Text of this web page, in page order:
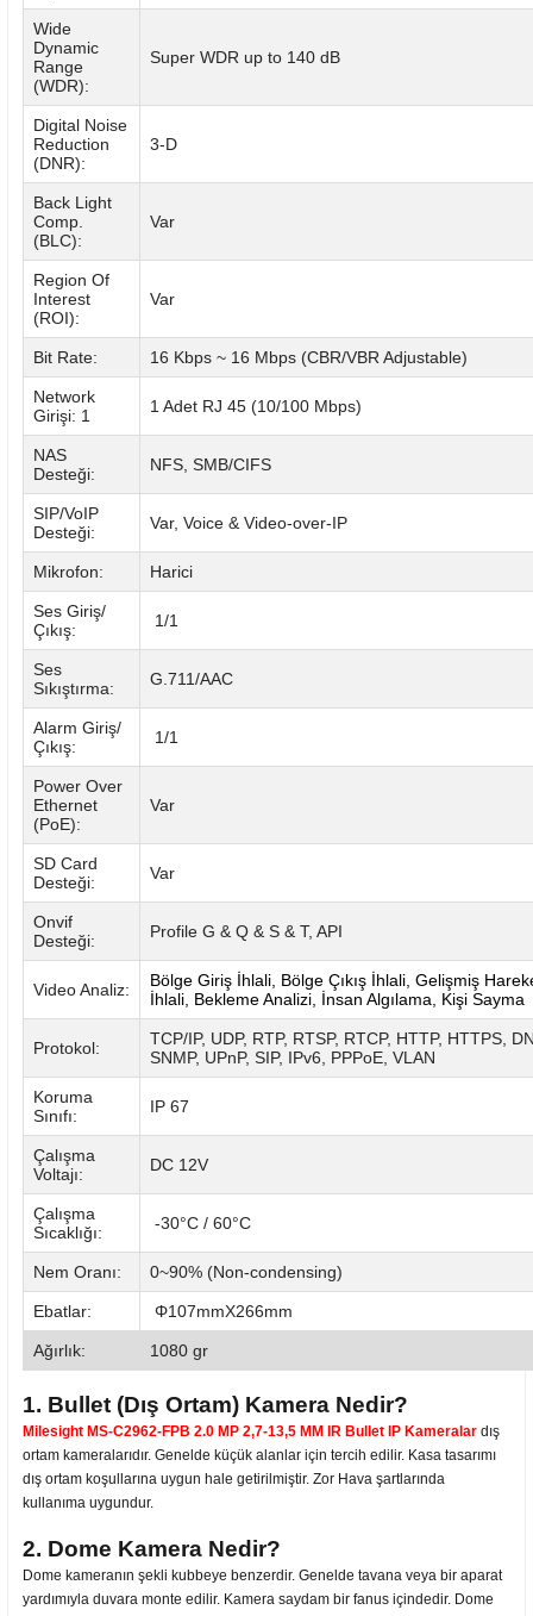
Wide
Dynamic
Range
(WDR):
Super WDR up to 140 dB
Digital Noise
Reduction
(DNR):
3-D
Back Light
Comp.
(BLC):
Var
Region Of
Interest
(ROI):
Var
Bit Rate: 16 Kbps ~ 16 Mbps (CBR/VBR Adjustable)
Network
Girişi: 1
1 Adet RJ 45 (10/100 Mbps)
NAS
Desteği:
NFS, SMB/CIFS
SIP/VoIP
Desteği:
Var, Voice & Video-over-IP
Mikrofon: Harici
Ses Giriş/
Çıkış:
1/1
Ses
Sıkıştırma:
G.711/AAC
Alarm Giriş/
Çıkış:
1/1
Power Over
Ethernet
(PoE):
Var
SD Card
Desteği:
Var
Onvif
Desteği:
Profile G & Q & S & T, API
Video Analiz:
Bölge Giriş İhlali, Bölge Çıkış İhlali, Gelişmiş
İhlali, Bekleme Analizi, İnsan Algılama, Kişi Sayma
Protokol:
TCP/IP, UDP, RTP, RTSP, RTCP, HTTP, HTTPS,
SNMP, UPnP, SIP, IPv6, PPPoE, VLAN
Koruma
Sınıfı:
IP 67
Çalışma
Voltajı:
DC 12V
Çalışma
Sıcaklığı:
-30°C / 60°C
Nem Oranı: 0~90% (Non-condensing)
Ebatlar: Φ107mmX266mm
Ağırlık: 1080 gr
1. Bullet (Dış Ortam) Kamera Nedir?
Milesight MS-C2962-FPB 2.0 MP 2,7-13,5 MM IR Bullet IP Kameralar dış
ortam kameralarıdır. Genelde küçük alanlar için tercih edilir. Kasa tasarımı
dış ortam koşullarına uygun hale getirilmiştir. Zor Hava şartlarında
kullanıma uygundur.
2. Dome Kamera Nedir?
Dome kameranın şekli kubbeye benzerdir. Genelde tavana veya bir aparat
yardımıyla duvara monte edilir. Kamera saydam bir fanus içindedir. Dome